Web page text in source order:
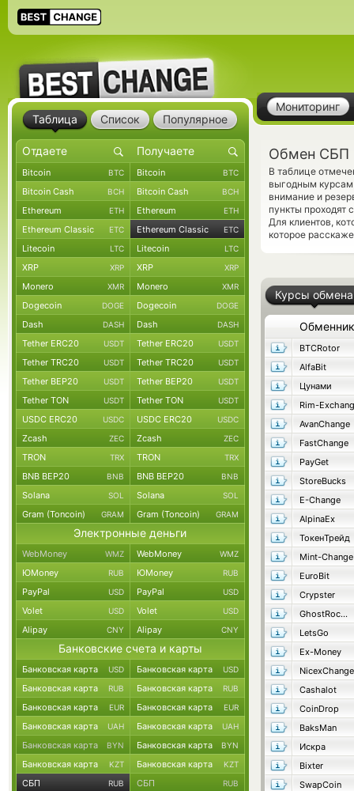
Мониторинг
Обмен СБП
В таблице
выгодным курсам
внимание и
пункты проходят
Для клиентов,
которое
Курсы обмена
Обменник
BTCRotor
AlfaBit
Цунами
Rim-
AvanChange
FastChange
PayGet
StoreBucks
E-Change
AlpinaEx
ТокенТрейд
Mint-Change
EuroBit
Crypster
GhostRocket
LetsGo
Ex-Money
Cashalot
CoinDrop
BaksMan
Искра
Bixter
SwapCoin
Таблица Список Популярное
Bitcoin BTC Bitcoin BTC
Bitcoin Cash BCH Bitcoin Cash BCH
Ethereum ETH Ethereum ETH
Ethereum Classic ETC Ethereum Classic ETC
Litecoin LTC Litecoin LTC
XRP XRP XRP XRP
Monero XMR Monero XMR
Dogecoin DOGE Dogecoin DOGE
Dash DASH Dash DASH
Tether ERC20 USDT Tether ERC20 USDT
Tether TRC20 USDT Tether TRC20 USDT
Tether BEP20 USDT Tether BEP20 USDT
Tether TON USDT Tether TON USDT
USDC ERC20 USDC USDC ERC20 USDC
Zcash ZEC Zcash ZEC
TRON TRX TRON TRX
BNB BEP20 BNB BNB BEP20 BNB
Solana SOL Solana SOL
Gram (Toncoin) GRAM Gram (Toncoin) GRAM
Электронные деньги
WebMoney WMZ WebMoney WMZ
ЮMoney RUB ЮMoney RUB
PayPal USD PayPal USD
Volet USD Volet USD
Alipay CNY Alipay CNY
Банковские счета и карты
Банковская карта USD Банковская карта USD
Банковская карта RUB Банковская карта RUB
Банковская карта EUR Банковская карта EUR
Банковская карта UAH Банковская карта UAH
Банковская карта BYN Банковская карта BYN
Банковская карта KZT Банковская карта KZT
СБП RUB СБП RUB